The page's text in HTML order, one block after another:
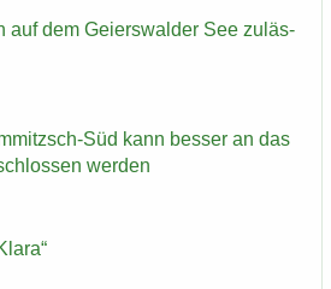
auf dem Gei­ers­wal­der See zu­läs­
​Süd kann bes­ser an das
wer­den